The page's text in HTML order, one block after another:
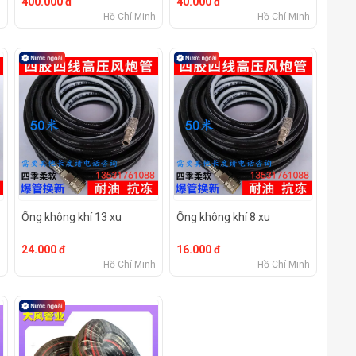
Hồ Chí Minh Hồ Chí Minh
Ống không khí 13 xu
24.000 đ
Hồ Chí Minh
Ống không khí 8 xu
16.000 đ
Hồ Chí Minh